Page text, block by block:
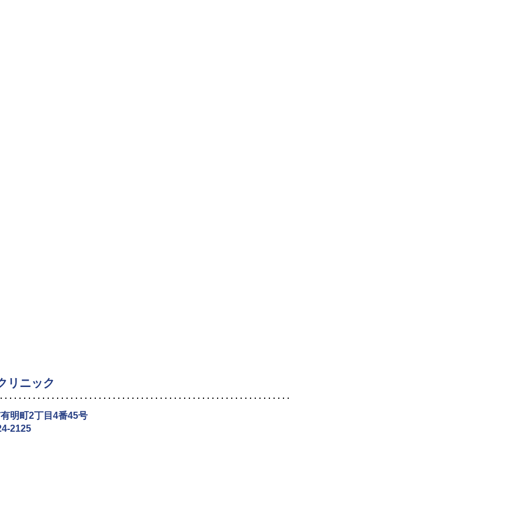
リニック
明町2丁目4番45号
2125